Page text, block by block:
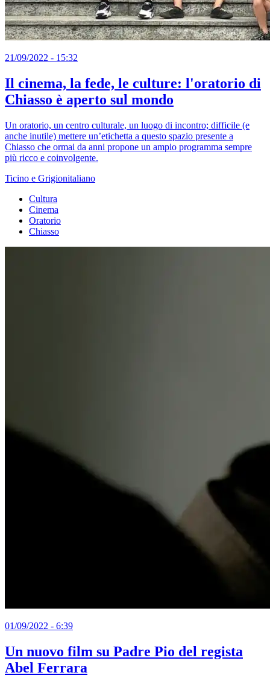
21/09/2022 - 15:32
Il cinema, la fede, le culture: l'oratorio di
Chiasso è aperto sul mondo
Un oratorio, un centro culturale, un luogo di incontro; difficile (e
anche inutile) mettere un’etichetta a questo spazio presente a
Chiasso che ormai da anni propone un ampio programma sempre
più ricco e coinvolgente.
Ticino e Grigionitaliano
Cultura
Cinema
Oratorio
Chiasso
01/09/2022 - 6:39
Un nuovo film su Padre Pio del regista
Abel Ferrara